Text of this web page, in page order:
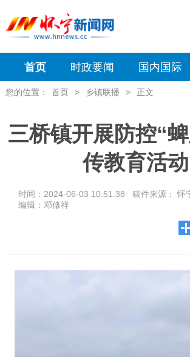
首页 时政要闻 国内国际
您的位置： 首页 > 乡镇联播 > 正文
三桥镇开展防控“
传教育活动
时间：2024-06-03 10:51:38 稿件来源： 怀
编辑：邓修祥